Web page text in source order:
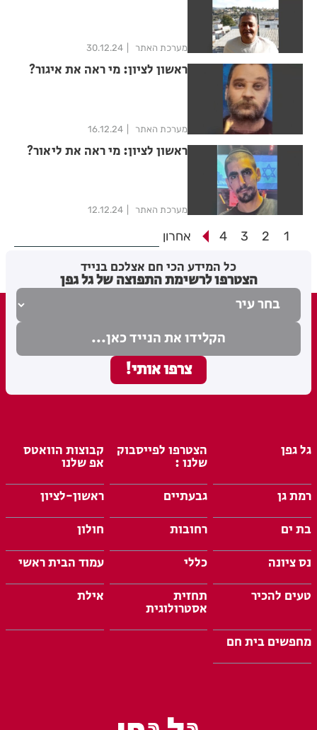
מערכת האתר 30.12.24
ראשון לציון: מי ראה את איגור?
מערכת האתר 16.12.24
ראשון לציון: מי ראה את ליאור?
מערכת האתר 12.12.24
1
2
3
4 אחרון
כל המידע הכי חם אצלכם בנייד
הצטרפו לרשימת התפוצה של גל גפן
גל גפן הצטרפו לפייסבוק
שלנו :
קבוצות הוואטס
אפ שלנו
רמת גן
גבעתיים
ראשון-לציון
בת ים
רחובות
חולון
נס ציונה
כללי
עמוד הבית ראשי
טעים להכיר
תחזית
אסטרולוגית
אילת
מחפשים בית חם